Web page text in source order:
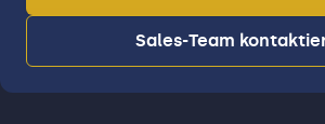
Sales-Team